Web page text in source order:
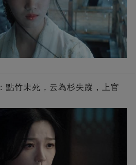
點竹未死，云為杉失蹤，上官